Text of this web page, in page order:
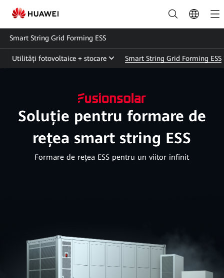
Soluție
pentru
stocarea
energiei
HUAWEI
Smart
Smart String Grid Forming ESS
Utilități fotovoltaice + stocare Smart String Grid Forming ESS
Soluție pentru formare de
rețea smart string ESS
Formare de rețea ESS pentru un viitor infinit